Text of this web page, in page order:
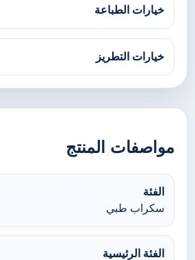
خيارات الطباعة
خيارات التطريز
مواصفات المنتج
الفئة
سكراب طبي
الفئة الرئيسية